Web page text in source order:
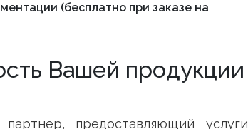
(бесплатно при заказе на
Вашей продукции
предоставляющий услуги